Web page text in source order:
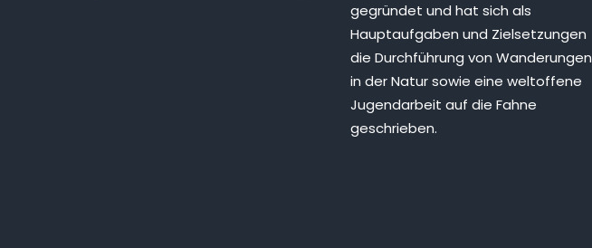
gegründet und hat sich als
Hauptaufgaben und Zielsetzungen
die Durchführung von Wanderungen
in der Natur sowie eine weltoffene
Jugendarbeit auf die Fahne
geschrieben.